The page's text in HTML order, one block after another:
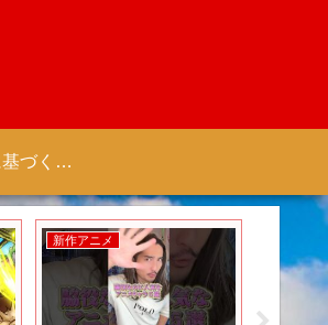
特定商取引法に基づく表記（商取引に関する開示）
新作アニメ